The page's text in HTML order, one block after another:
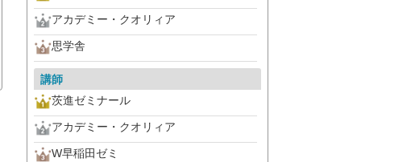
アカデミー・クオリィア
思学舎
講師
茨進ゼミナール
アカデミー・クオリィア
W早稲田ゼミ